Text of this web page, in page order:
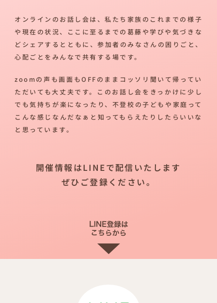
オンラインのお話し会は、私たち家族のこれまでの様子
や現在の状況、ここに至るまでの葛藤や学びや気づきな
どシェアするとともに、参加者のみなさんの困りごと、
心配ごとをみんなで共有する場です。
zoomの声も画面もOFFのままコッソリ聞いて帰ってい
ただいても大丈夫です。このお話し会をきっかけに少し
でも気持ちが楽になったり、不登校の子どもや家庭って
こんな感じなんだなぁと知ってもらえたりしたらいいな
と思っています。
開催情報はLINEで配信いたします
ぜひご登録ください。